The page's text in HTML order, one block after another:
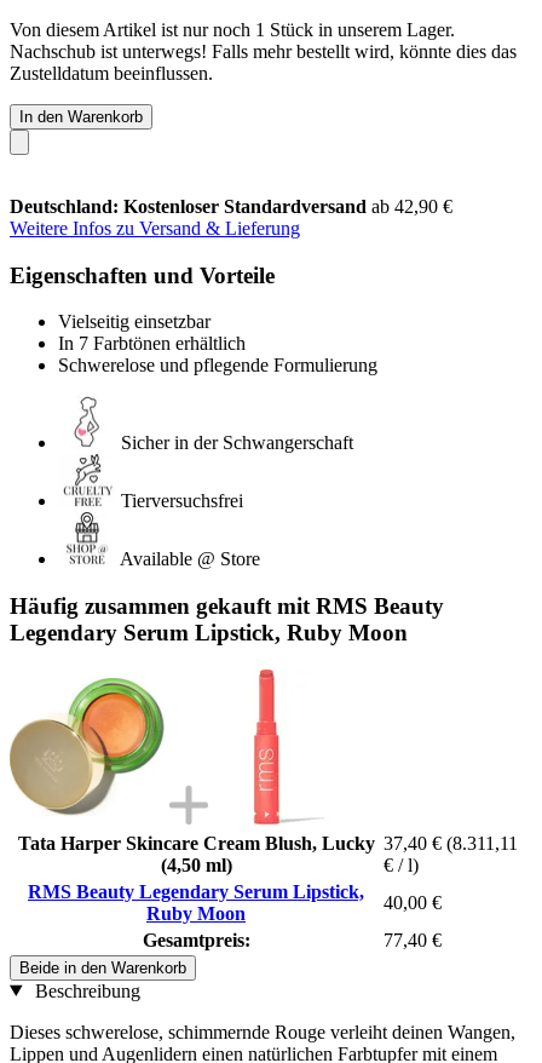
Von diesem Artikel ist nur noch 1 Stück in unserem Lager.
Nachschub ist unterwegs! Falls mehr bestellt wird, könnte dies das
Zustelldatum beeinflussen.
In den Warenkorb
Deutschland: Kostenloser Standardversand ab 42,90 €
Weitere Infos zu Versand & Lieferung
Eigenschaften und Vorteile
Vielseitig einsetzbar
In 7 Farbtönen erhältlich
Schwerelose und pflegende Formulierung
Sicher in der Schwangerschaft
Tierversuchsfrei
Available @ Store
Häufig zusammen gekauft mit RMS Beauty
Legendary Serum Lipstick, Ruby Moon
Tata Harper Skincare Cream Blush, Lucky
(4,50 ml)
37,40 € (8.311,11
€ / l)
RMS Beauty Legendary Serum Lipstick,
Ruby Moon
40,00 €
Gesamtpreis:
77,40 €
Beide in den Warenkorb
Beschreibung
Dieses schwerelose, schimmernde Rouge verleiht deinen Wangen,
Lippen und Augenlidern einen natürlichen Farbtupfer mit einem